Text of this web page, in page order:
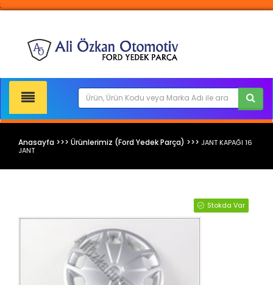
;
Anasayfa >>> Ürünlerimiz (Ford Yedek Parça) >>> JANT KAPAĞI 16
JANT
Stokda Var